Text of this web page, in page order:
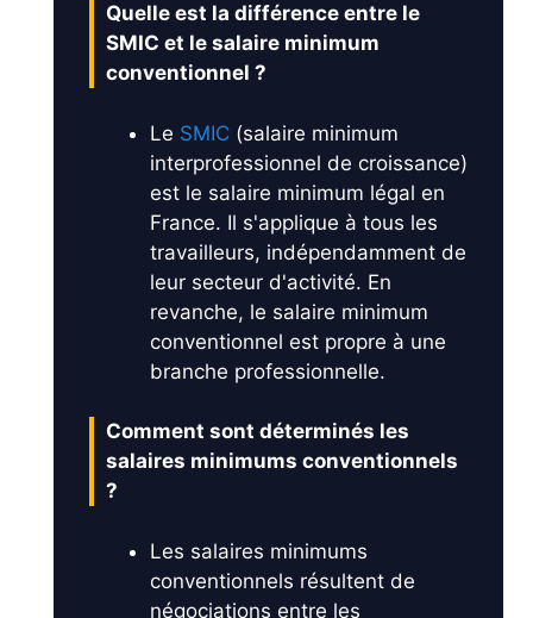
Quelle est la différence entre le
SMIC et le salaire minimum
conventionnel ?
Le SMIC (salaire minimum
interprofessionnel de croissance)
est le salaire minimum légal en
France. Il s'applique à tous les
travailleurs, indépendamment de
leur secteur d'activité. En
revanche, le salaire minimum
conventionnel est propre à une
branche professionnelle.
Comment sont déterminés les
salaires minimums conventionnels
?
Les salaires minimums
conventionnels résultent de
négociations entre les